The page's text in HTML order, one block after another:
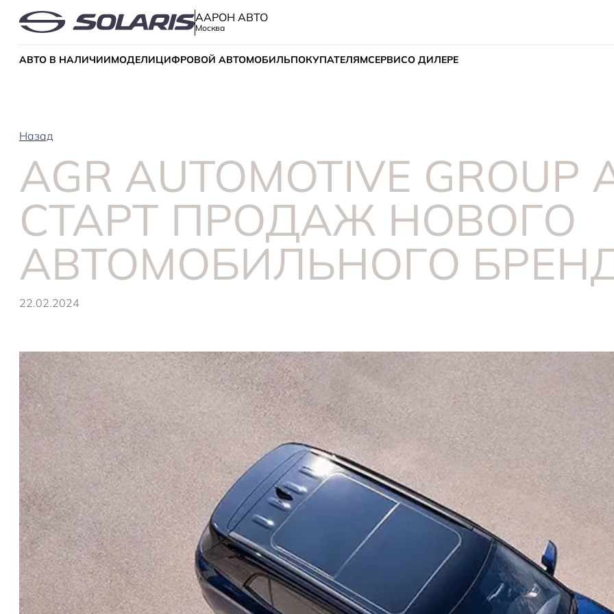
ААРОН АВТО
Москва
АВТО В НАЛИЧИИМОДЕЛИЦИФРОВОЙ АВТОМОБИЛЬПОКУПАТЕЛЯМСЕРВИСО ДИЛЕРЕ
Назад
AGR AUTOMOTIVE
СТАРТ ПРОДАЖ НОВОГО
АВТОМОБИЛЬНОГО
22.02.2024